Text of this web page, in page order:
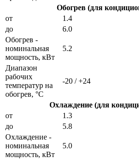
Обогрев (для
от
1.4
до
6.0
Обогрев -
номинальная
мощность, кВт
5.2
Диапазон
рабочих
температур на
обогрев, °C
-20 / +24
Охлаждение (для
от
1.3
до
5.8
Охлаждение -
номинальная
мощность, кВт
5.0